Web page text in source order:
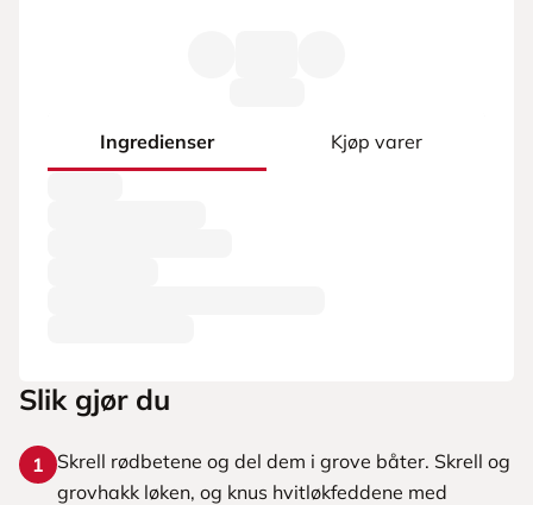
Ingredienser Kjøp varer
Slik gjør du
1
Skrell rødbetene og del dem i grove båter. Skrell og
grovhakk løken, og knus hvitløkfeddene med